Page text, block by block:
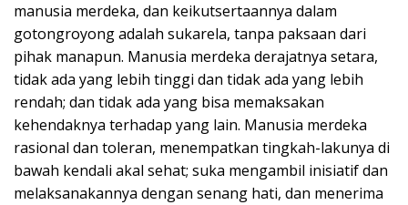
manusia merdeka, dan keikutsertaannya dalam
gotongroyong adalah sukarela, tanpa paksaan dari
pihak manapun. Manusia merdeka derajatnya setara,
tidak ada yang lebih tinggi dan tidak ada yang lebih
rendah; dan tidak ada yang bisa memaksakan
kehendaknya terhadap yang lain. Manusia merdeka
rasional dan toleran, menempatkan tingkah-lakunya di
bawah kendali akal sehat; suka mengambil inisiatif dan
melaksanakannya dengan senang hati, dan menerima